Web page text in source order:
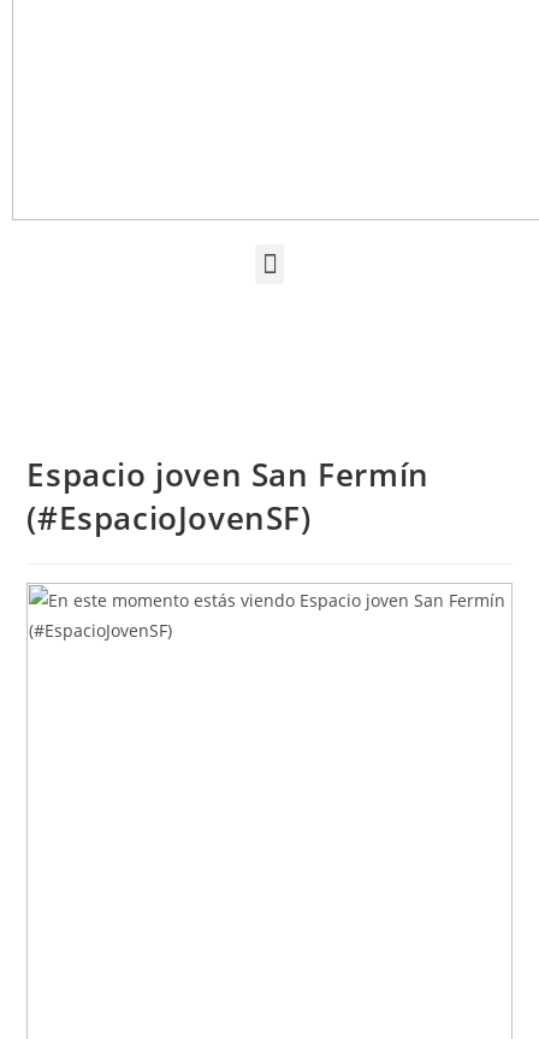
Espacio joven San Fermín
(#EspacioJovenSF)